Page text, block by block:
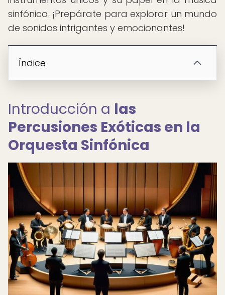
sinfónica. ¡Prepárate para explorar un mundo
de sonidos intrigantes y emocionantes!
Índice
Introducción a las
Percusiones Exóticas en la
Orquesta Sinfónica